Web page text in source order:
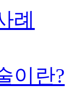
례
이란?